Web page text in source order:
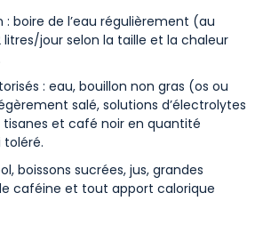
: boire de l’eau régulièrement (au
litres/jour selon la taille et la chaleur
: eau, bouillon non gras (os ou
salé, solutions d’électrolytes
tisanes et café noir en quantité
toléré.
boissons sucrées, jus, grandes
caféine et tout apport calorique